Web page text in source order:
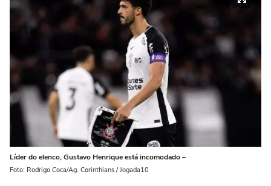
Líder do elenco, Gustavo Henrique está incomodado –
Foto: Rodrigo Coca/Ag. Corinthians / Jogada10